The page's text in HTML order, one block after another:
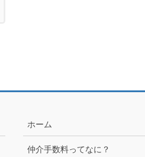
ホーム
仲介手数料ってなに？